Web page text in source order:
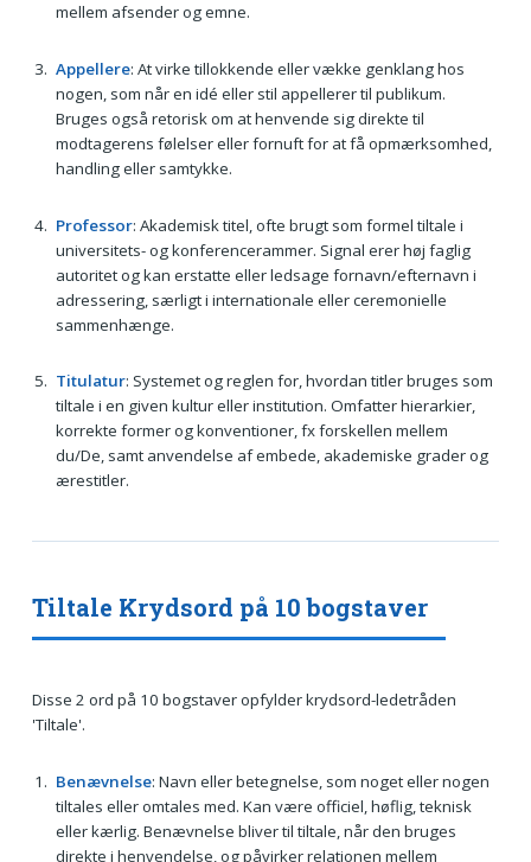
mellem afsender og emne.
Appellere: At virke tillokkende eller vække genklang hos
nogen, som når en idé eller stil appellerer til publikum.
Bruges også retorisk om at henvende sig direkte til
modtagerens følelser eller fornuft for at få opmærksomhed,
handling eller samtykke.
Professor: Akademisk titel, ofte brugt som formel tiltale i
universitets- og konferencerammer. Signal erer høj faglig
autoritet og kan erstatte eller ledsage fornavn/efternavn i
adressering, særligt i internationale eller ceremonielle
sammenhænge.
Titulatur: Systemet og reglen for, hvordan titler bruges som
tiltale i en given kultur eller institution. Omfatter hierarkier,
korrekte former og konventioner, fx forskellen mellem
du/De, samt anvendelse af embede, akademiske grader og
ærestitler.
Tiltale Krydsord på 10 bogstaver
Disse 2 ord på 10 bogstaver opfylder krydsord-ledetråden
'Tiltale'.
Benævnelse: Navn eller betegnelse, som noget eller nogen
tiltales eller omtales med. Kan være officiel, høflig, teknisk
eller kærlig. Benævnelse bliver til tiltale, når den bruges
direkte i henvendelse, og påvirker relationen mellem